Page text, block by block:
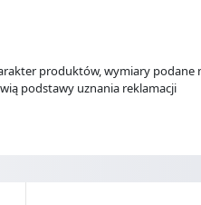
produktów, wymiary podane
podstawy uznania reklamacji